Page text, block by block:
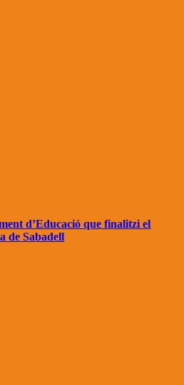
d’Educació que finalitzi el
de Sabadell